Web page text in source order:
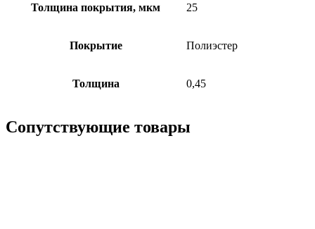
Толщина покрытия, мкм 25
Покрытие Полиэстер
Толщина 0,45
Сопутствующие товары